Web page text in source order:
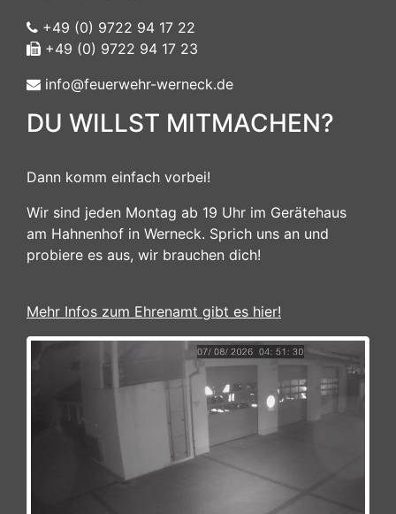
+49 (0) 9722 94 17 22
+49 (0) 9722 94 17 23
info@feuerwehr-werneck.de
DU WILLST MITMACHEN?
Dann komm einfach vorbei!
Wir sind jeden Montag ab 19 Uhr im Gerätehaus
am Hahnenhof in Werneck. Sprich uns an und
probiere es aus, wir brauchen dich!
Mehr Infos zum Ehrenamt gibt es hier!